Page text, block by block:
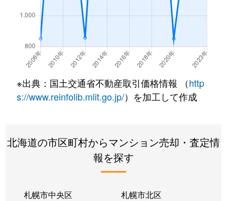
※出典：国土交通省不動産取引価格情報 （http
s://www.reinfolib.mlit.go.jp/）を加工して作成
北海道の市区町村からマンション売却・査定情
報を探す
札幌市中央区 札幌市北区